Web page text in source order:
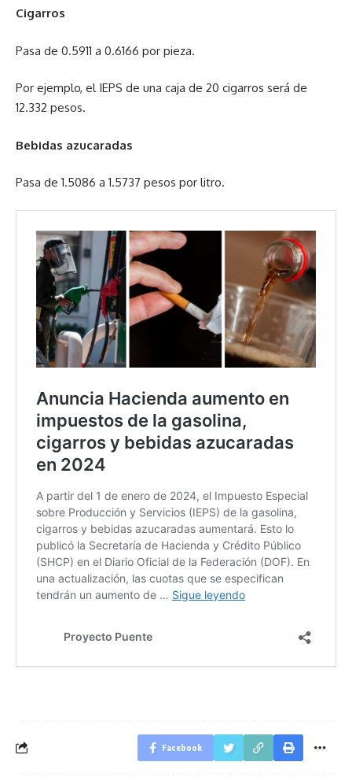
Cigarros
Pasa de 0.5911 a 0.6166 por pieza.
Por ejemplo, el IEPS de una caja de 20 cigarros será de
12.332 pesos.
Bebidas azucaradas
Pasa de 1.5086 a 1.5737 pesos por litro.
Facebook